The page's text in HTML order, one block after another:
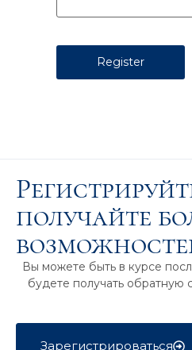
получайте
Вы можете быть в курсе
будете получать обратную
Зарегистрироваться